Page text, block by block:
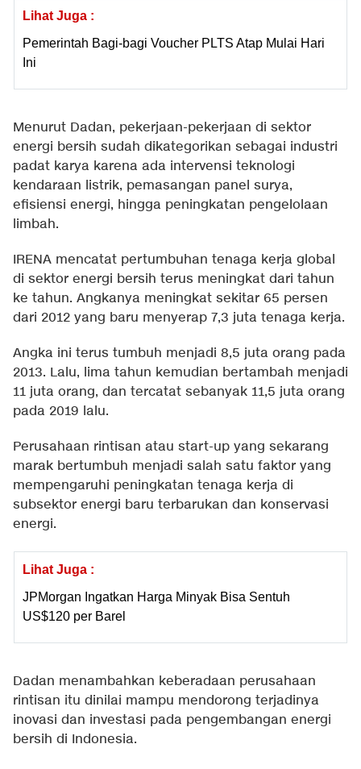
Lihat Juga :
Pemerintah Bagi-bagi Voucher PLTS Atap Mulai Hari
Ini
Menurut Dadan, pekerjaan-pekerjaan di sektor
energi bersih sudah dikategorikan sebagai industri
padat karya karena ada intervensi teknologi
kendaraan listrik, pemasangan panel surya,
efisiensi energi, hingga peningkatan pengelolaan
limbah.
IRENA mencatat pertumbuhan tenaga kerja global
di sektor energi bersih terus meningkat dari tahun
ke tahun. Angkanya meningkat sekitar 65 persen
dari 2012 yang baru menyerap 7,3 juta tenaga kerja.
Angka ini terus tumbuh menjadi 8,5 juta orang pada
2013. Lalu, lima tahun kemudian bertambah menjadi
11 juta orang, dan tercatat sebanyak 11,5 juta orang
pada 2019 lalu.
Perusahaan rintisan atau start-up yang sekarang
marak bertumbuh menjadi salah satu faktor yang
mempengaruhi peningkatan tenaga kerja di
subsektor energi baru terbarukan dan konservasi
energi.
Lihat Juga :
JPMorgan Ingatkan Harga Minyak Bisa Sentuh
US$120 per Barel
Dadan menambahkan keberadaan perusahaan
rintisan itu dinilai mampu mendorong terjadinya
inovasi dan investasi pada pengembangan energi
bersih di Indonesia.